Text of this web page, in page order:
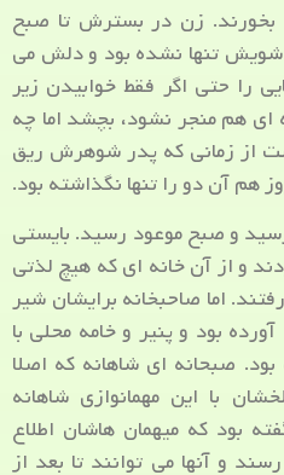
بخورند. زن در بسترش تا صبح
تنها نشده بود و دلش می
حتی اگر فقط خوابیدن زیر
هم منجر نشود، بچشد اما چه
از زمانی که پدر شوهرش ریق
هم آن دو را تنها نگذاشته بود.
رسید و صبح موعود رسید. بایستی
و از آن خانه ای که هیچ لذتی
اما صاحبخانه برایشان شیر
بود و پنیر و خامه محلی با
صبحانه ای شاهانه که اصلا
با این مهمانوازی شاهانه
بود که میهمان هاشان اطلاع
و آنها می توانند تا بعد از